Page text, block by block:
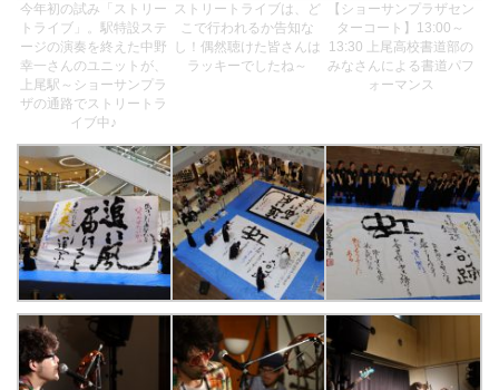
今年初の試み「ストリー
トライブ」。駅特設ステ
ージの演奏を終えた中野
幸一さんのユニットが、
上尾駅～ショーサンプラ
ザの通路でストリートラ
イブ中♪
ストリートライブは、ど
こで行われるか告知な
し！偶然聴けた皆さんは
ラッキーでしたね～
【ショーサンプラザセン
ターコート】13:00～
13:30 上尾高校書道部の
みなさんによる書道パフ
ォーマンス